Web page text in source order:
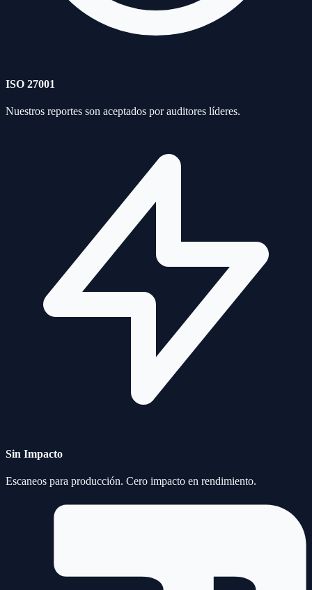
ISO 27001
Nuestros reportes son aceptados por auditores líderes.
Sin Impacto
Escaneos para producción. Cero impacto en rendimiento.